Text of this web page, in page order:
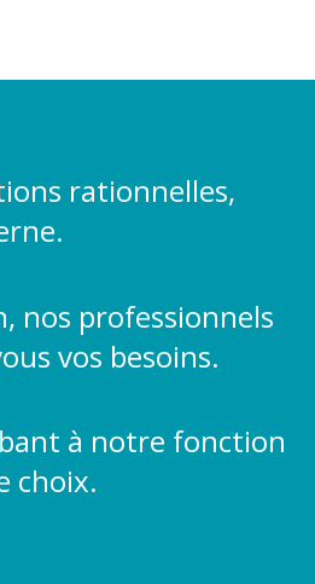
rationnelles,
nos professionnels
vos besoins.
à notre fonction
choix.